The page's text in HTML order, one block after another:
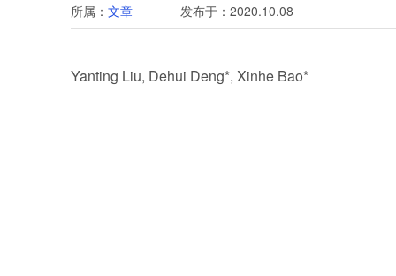
所属： 文章 发布于：2020.10.08
Yanting Liu, Dehui Deng*, Xinhe Bao*